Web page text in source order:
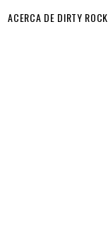
ACERCA DE DIRTY ROCK